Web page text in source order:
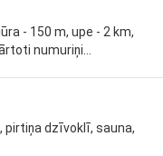
- 150 m, upe - 2 km,
numuriņi...
pirtiņa dzīvoklī, sauna,